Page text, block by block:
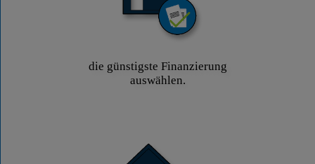
die günstigste Finanzierung
auswählen.